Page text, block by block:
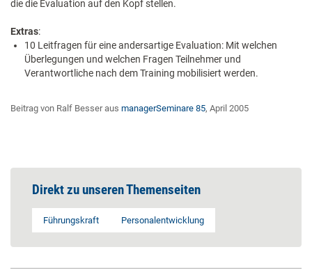
die die Evaluation auf den Kopf stellen.
Extras:
10 Leitfragen für eine andersartige Evaluation: Mit welchen
Überlegungen und welchen Fragen Teilnehmer und
Verantwortliche nach dem Training mobilisiert werden.
Beitrag von Ralf Besser aus managerSeminare 85, April 2005
Direkt zu unseren Themenseiten
Führungskraft Personalentwicklung